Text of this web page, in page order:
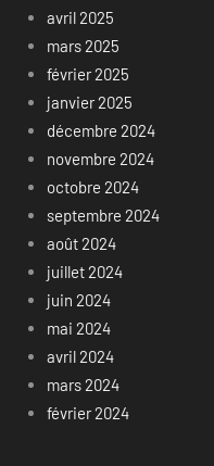
avril 2025
mars 2025
février 2025
janvier 2025
décembre 2024
novembre 2024
octobre 2024
septembre 2024
août 2024
juillet 2024
juin 2024
mai 2024
avril 2024
mars 2024
février 2024